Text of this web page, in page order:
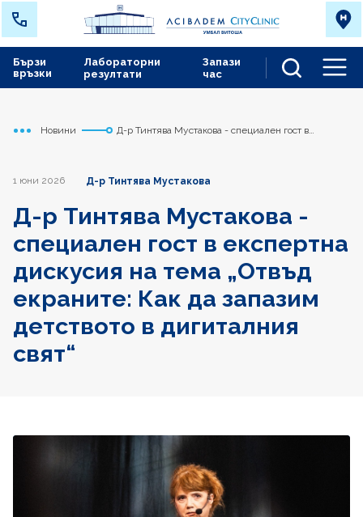
Лабораторни
резултати
Запази
час
Бързи
връзки
Начало
Сърдечно съдов център
Новини
Д-р Тинтява Мустакова - специален гост в
1 юни 2026 Д-р Тинтява Мустакова
Д-р Тинтява Мустакова -
специален гост в експертна
дискусия на тема „Отвъд
екраните: Как да запазим
детството в дигиталния
свят“